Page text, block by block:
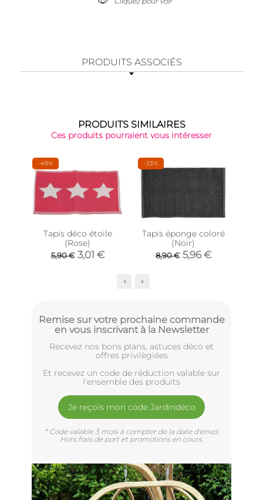
PRODUITS ASSOCIÉS
PRODUITS SIMILAIRES
Ces produits pourraient vous intéresser
-49%
Tapis déco étoile
(Rose)
5,90 € 3,01 €
-33%
Tapis éponge coloré
(Noir)
8,90 € 5,96 €
Remise sur votre prochaine commande
en vous inscrivant à la Newsletter
Recevez nos bons plans, astuces déco et
offres privilègiées
Et recevez un code de réduction valable sur
l'ensemble des produits
Je reçois mon code Jardindéco
* Code valable 3 mois à compter de la date d'envoi.
Hors frais de port et promotions en cours.